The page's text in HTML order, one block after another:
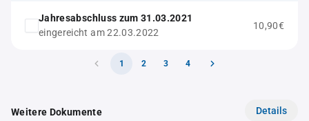
Jahresabschluss zum 31.03.2021
eingereicht am 22.03.2022
10,90€
1 2 3 4
Weitere Dokumente Details